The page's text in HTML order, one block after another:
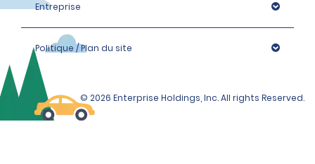
Entreprise
Politique / Plan du site
© 2026 Enterprise Holdings, Inc. All rights Reserved.